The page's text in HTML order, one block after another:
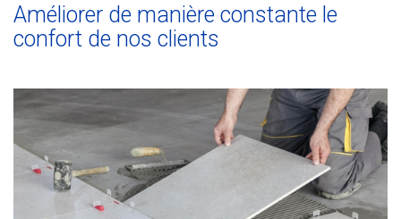
Améliorer de manière constante le
confort de nos clients